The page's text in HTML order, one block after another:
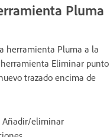
Pluma
herramienta Pluma a la
Eliminar punto
trazado encima de
Añadir/eliminar